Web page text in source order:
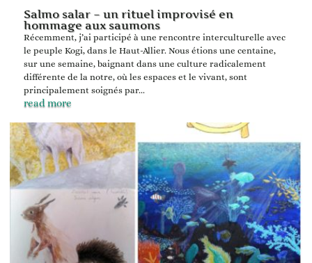
Salmo salar – un rituel improvisé en
hommage aux saumons
Récemment, j’ai participé à une rencontre interculturelle avec
le peuple Kogi, dans le Haut-Allier. Nous étions une centaine,
sur une semaine, baignant dans une culture radicalement
différente de la notre, où les espaces et le vivant, sont
principalement soignés par...
read more